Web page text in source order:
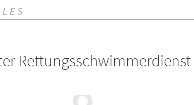
Rettungsschwimmerdienst